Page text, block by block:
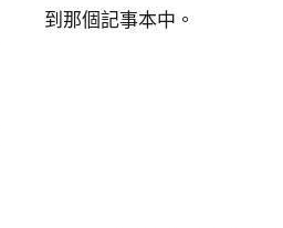
到那個記事本中。